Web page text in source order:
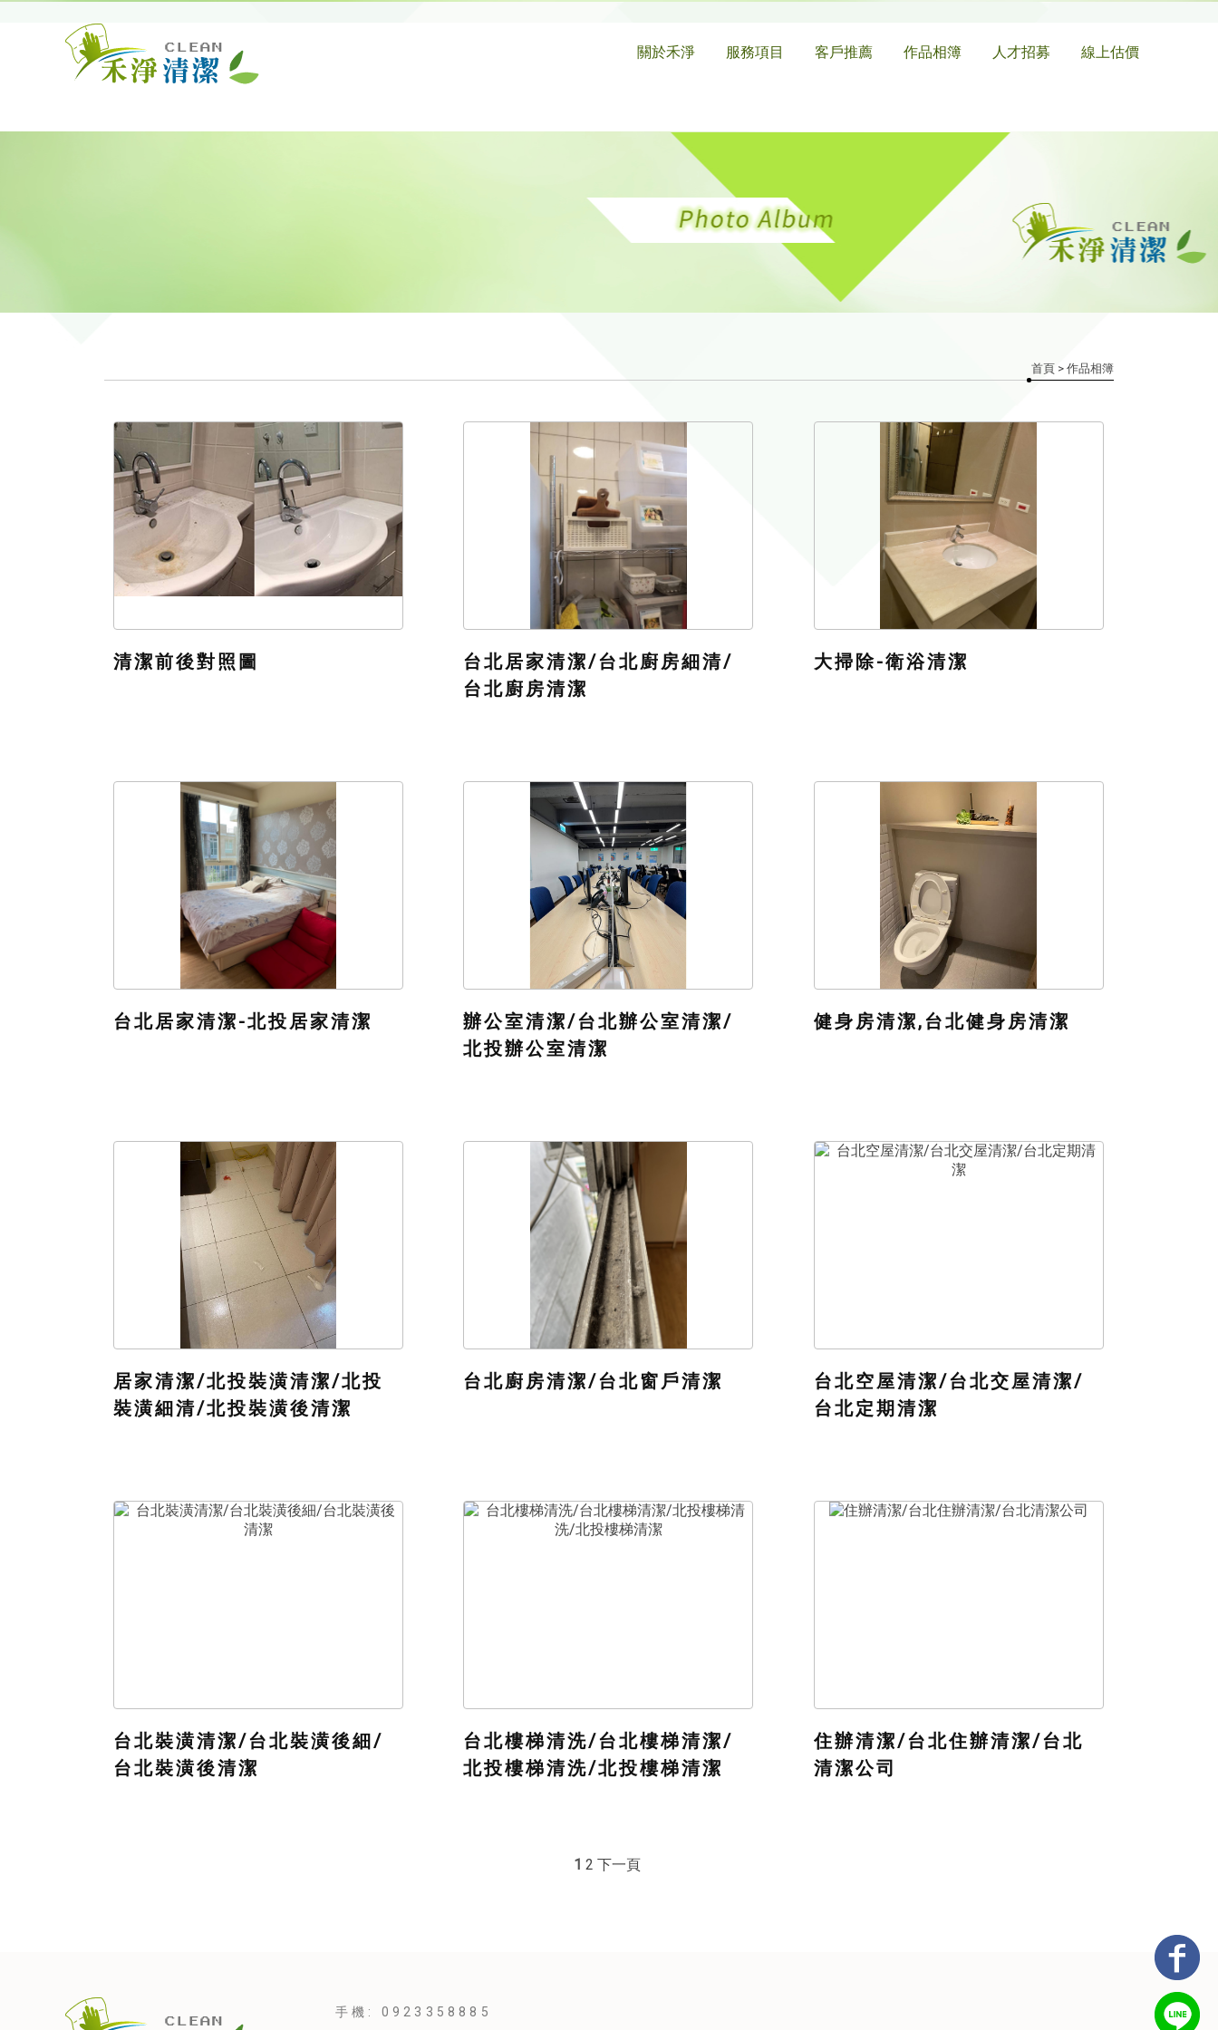
關於禾淨 服務項目 客戶推薦 作品相簿 人才招募 線上估價
首頁> 作品相簿
清潔前後對照圖
台北居家清潔/台北廚房細清/
台北廚房清潔
大掃除-衛浴清潔
台北居家清潔-北投居家清潔
辦公室清潔/台北辦公室清潔/
北投辦公室清潔
健身房清潔,台北健身房清潔
居家清潔/北投裝潢清潔/北投
裝潢細清/北投裝潢後清潔
台北廚房清潔/台北窗戶清潔
台北空屋清潔/台北交屋清潔/
台北定期清潔
台北裝潢清潔/台北裝潢後細/
台北裝潢後清潔
台北樓梯清洗/台北樓梯清潔/
北投樓梯清洗/北投樓梯清潔
住辦清潔/台北住辦清潔/台北
清潔公司
1 2 下一頁
手機: 0923358885